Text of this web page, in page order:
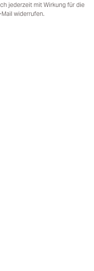
jederzeit mit Wirkung für die
widerrufen.